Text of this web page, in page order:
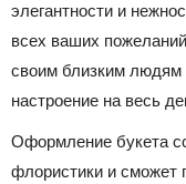
элегантности и
всех ваших
своим близким
настроение на весь
Оформление букета
флористики и сможет